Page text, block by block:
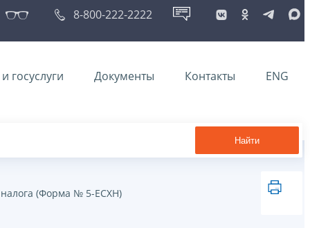
8-800-222-2222
госуслуги Документы Контакты ENG
Найти
налога (Форма № 5-ЕСХН)